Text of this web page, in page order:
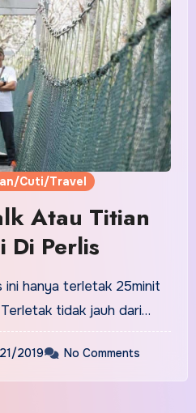
Cuti/Travel
Atau Titian
Di Perlis
ini hanya terletak 25minit
tidak jauh dari…
2019 No Comments